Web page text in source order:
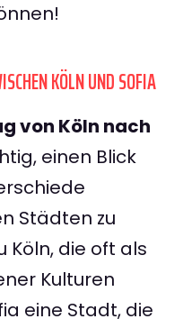
KÖLN UND SOFIA
von Köln nach
einen Blick
Städten zu
Köln, die oft als
Kulturen
eine Stadt, die